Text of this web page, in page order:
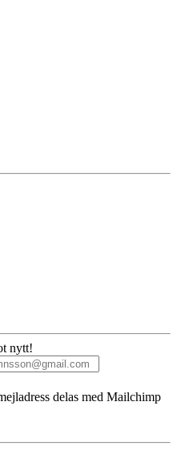
nytt!
delas med Mailchimp